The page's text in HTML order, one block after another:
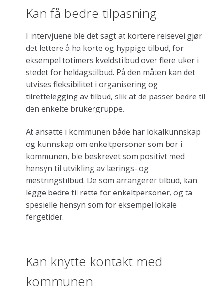
Kan få bedre tilpasning
I intervjuene ble det sagt at kortere reisevei gjør
det lettere å ha korte og hyppige tilbud, for
eksempel totimers kveldstilbud over flere uker i
stedet for heldagstilbud. På den måten kan det
utvises fleksibilitet i organisering og
tilrettelegging av tilbud, slik at de passer bedre til
den enkelte brukergruppe.
At ansatte i kommunen både har lokalkunnskap
og kunnskap om enkeltpersoner som bor i
kommunen, ble beskrevet som positivt med
hensyn til utvikling av lærings- og
mestringstilbud. De som arrangerer tilbud, kan
legge bedre til rette for enkeltpersoner, og ta
spesielle hensyn som for eksempel lokale
fergetider.
Kan knytte kontakt med
kommunen